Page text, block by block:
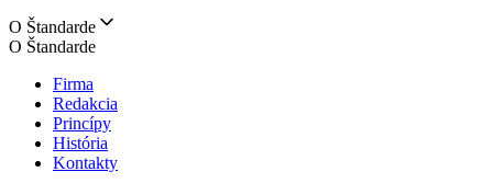
O Štandarde
O Štandarde
Firma
Redakcia
Princípy
História
Kontakty